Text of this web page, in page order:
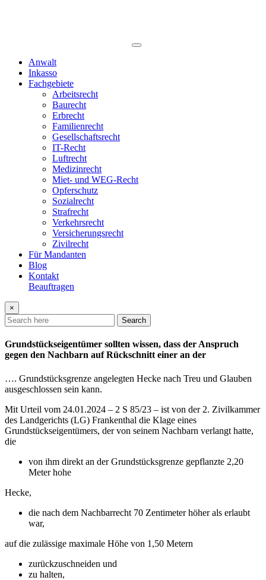
Anwalt
Inkasso
Fachgebiete
Arbeitsrecht
Baurecht
Erbrecht
Familienrecht
Gesellschaftsrecht
IT-Recht
Luftrecht
Medizinrecht
Miet- und WEG-Recht
Opferschutz
Sozialrecht
Strafrecht
Verkehrsrecht
Versicherungsrecht
Zivilrecht
Für Mandanten
Blog
Kontakt
Beauftragen
×
Search
Grundstückseigentümer sollten wissen, dass der Anspruch
gegen den Nachbarn auf Rückschnitt einer an der
…. Grundstücksgrenze angelegten Hecke nach Treu und Glauben
ausgeschlossen sein kann.
Mit Urteil vom 24.01.2024 – 2 S 85/23 – ist von der 2. Zivilkammer
des Landgerichts (LG) Frankenthal die Klage eines
Grundstückseigentümers, der von seinem Nachbarn verlangt hatte,
die
von ihm direkt an der Grundstücksgrenze gepflanzte 2,20
Meter hohe
Hecke,
die nach dem Nachbarrecht 70 Zentimeter höher als erlaubt
war,
auf die zulässige maximale Höhe von 1,50 Metern
zurückzuschneiden und
zu halten,